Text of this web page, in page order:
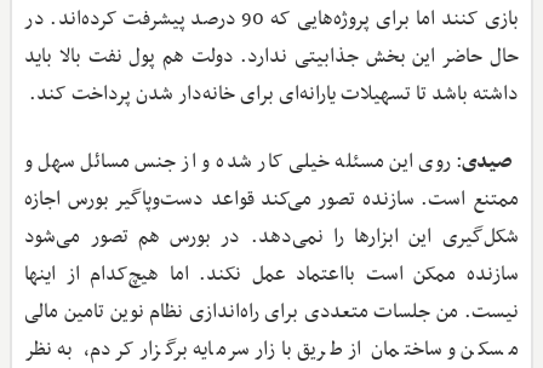
بازی کنند اما برای پروژه‌هایی که 90 درصد پیشرفت کرده‌اند. در
حال حاضر این بخش جذابیتی ندارد. دولت هم پول نفت بالا باید
داشته باشد تا تسهیلات یارانه‌ای برای خانه‌دار شدن پرداخت کند.
صیدی: روی این مسئله خیلی کار شده و از جنس مسائل سهل و
ممتنع است. سازنده تصور می‌کند قواعد دست‌وپاگیر بورس اجازه
شکل‌گیری این ابزارها را نمی‌دهد. در بورس هم تصور می‌شود
سازنده ممکن است بااعتماد عمل نکند. اما هیچ‌کدام از اینها
نیست. من جلسات متعددی برای راه‌اندازی نظام نوین تامین مالی
مسکن و ساختمان از طریق بازار سرمایه برگزار کردم، به نظر